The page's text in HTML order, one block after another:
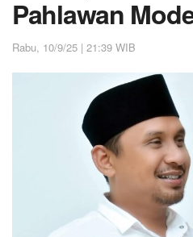
Pahlawan
Rabu, 10/9/25 | 21:39 WIB